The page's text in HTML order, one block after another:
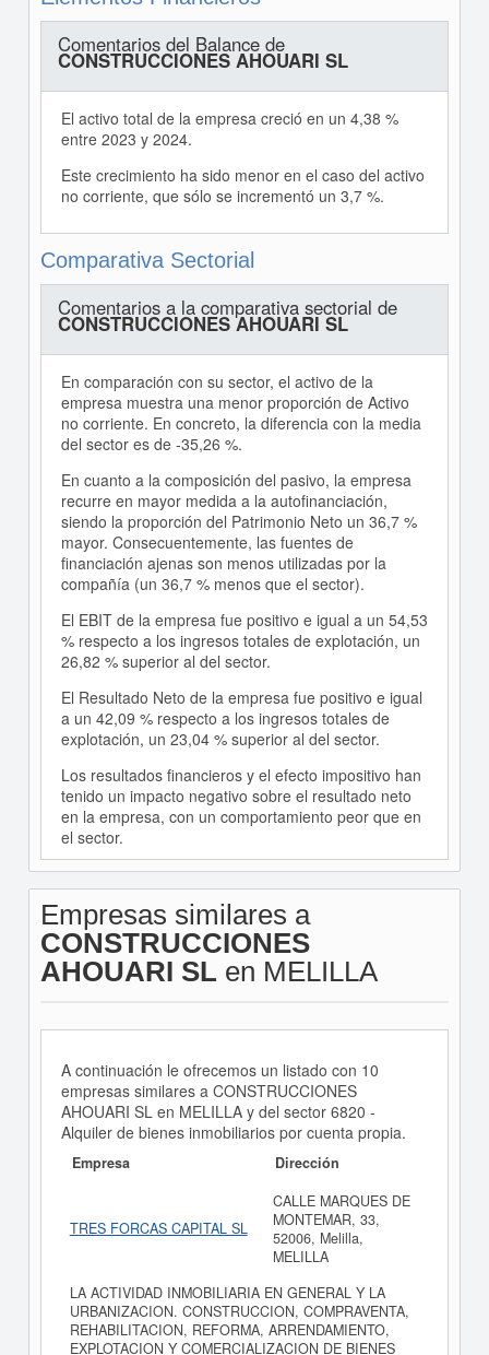
Comentarios del Balance de
CONSTRUCCIONES AHOUARI SL
El activo total de la empresa creció en un 4,38 %
entre 2023 y 2024.
Este crecimiento ha sido menor en el caso del activo
no corriente, que sólo se incrementó un 3,7 %.
Comparativa Sectorial
Comentarios a la comparativa sectorial de
CONSTRUCCIONES AHOUARI SL
En comparación con su sector, el activo de la
empresa muestra una menor proporción de Activo
no corriente. En concreto, la diferencia con la media
del sector es de -35,26 %.
En cuanto a la composición del pasivo, la empresa
recurre en mayor medida a la autofinanciación,
siendo la proporción del Patrimonio Neto un 36,7 %
mayor. Consecuentemente, las fuentes de
financiación ajenas son menos utilizadas por la
compañía (un 36,7 % menos que el sector).
El EBIT de la empresa fue positivo e igual a un 54,53
% respecto a los ingresos totales de explotación, un
26,82 % superior al del sector.
El Resultado Neto de la empresa fue positivo e igual
a un 42,09 % respecto a los ingresos totales de
explotación, un 23,04 % superior al del sector.
Los resultados financieros y el efecto impositivo han
tenido un impacto negativo sobre el resultado neto
en la empresa, con un comportamiento peor que en
el sector.
Empresas similares a
CONSTRUCCIONES
AHOUARI SL en MELILLA
A continuación le ofrecemos un listado con 10
empresas similares a CONSTRUCCIONES
AHOUARI SL en MELILLA y del sector 6820 -
Alquiler de bienes inmobiliarios por cuenta propia.
Empresa Dirección
TRES FORCAS CAPITAL SL
CALLE MARQUES DE
MONTEMAR, 33,
52006, Melilla,
MELILLA
LA ACTIVIDAD INMOBILIARIA EN GENERAL Y LA
URBANIZACION. CONSTRUCCION, COMPRAVENTA,
REHABILITACION, REFORMA, ARRENDAMIENTO,
EXPLOTACION Y COMERCIALIZACION DE BIENES